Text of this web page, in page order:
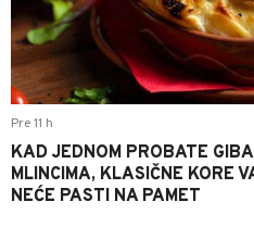
Pre 11 h
KAD JEDNOM PROBATE
MLINCIMA, KLASIČNE KORE
NEĆE PASTI NA PAMET